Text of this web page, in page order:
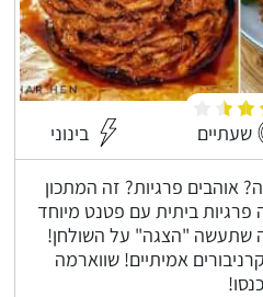
שעתיים בינוני
אוהבים פרגיות? זה המתכון
ביתית עם פטנט מיוחד
שתעשה "הצגה" על השולחן!
אמיתיים! שווארמה